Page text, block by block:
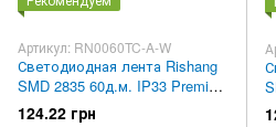
Артикул: RN0060TC-A-W
Светодиодная лента Rishang
SMD 2835 60д.м. IP33 Premium
Белая
124.22 грн